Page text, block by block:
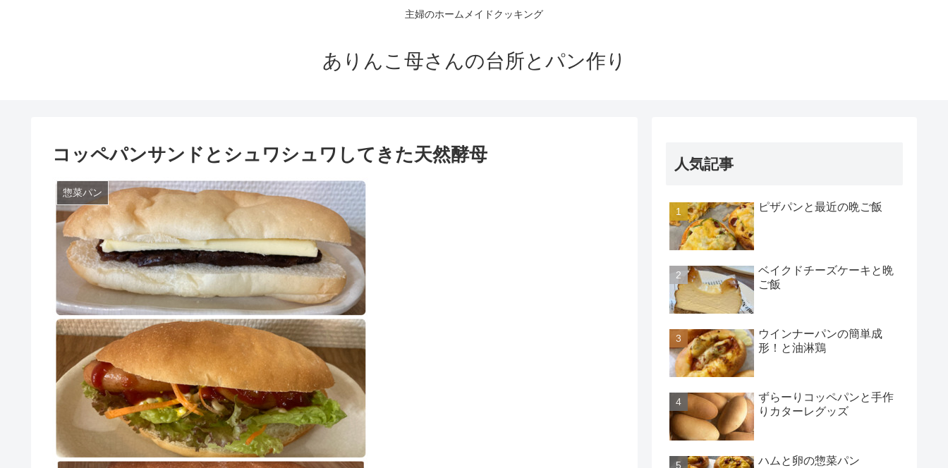
主婦のホームメイドクッキング
ありんこ母さんの台所とパン作り
コッペパンサンドとシュワシュワしてきた天然酵母
惣菜パン
人気記事
ピザパンと最近の晩ご飯
ベイクドチーズケーキと晩
ご飯
ウインナーパンの簡単成
形！と油淋鶏
ずらーりコッペパンと手作
りカターレグッズ
ハムと卵の惣菜パン